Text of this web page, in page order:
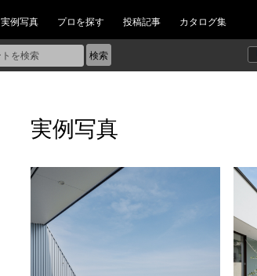
実例写真 プロを探す 投稿記事 カタログ集
実例写真